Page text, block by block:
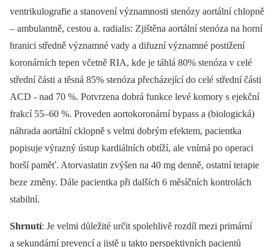
ventrikulografie a stanovení významnosti stenózy aortální chlopně
–⁠ ambulantně, cestou a. radialis: Zjištěna aortální stenóza na horní
hranici středně významné vady a difuzní významné postižení
koronárních tepen včetně RIA, kde je táhlá 80% stenóza v celé
střední části a těsná 85% stenóza přecházející do celé střední části
ACD -⁠ nad 70 %. Potvrzena dobrá funkce levé komory s ejekční
frakcí 55–60 %. Proveden aortokoronární bypass a (biologická)
náhrada aortální cklopně s velmi dobrým efektem, pacientka
popisuje výrazný ústup kardiálních obtíží, ale vnímá po operaci
horší paměť. Atorvastatin zvýšen na 40 mg denně, ostatní terapie
beze změny. Dále pacientka při dalších 6 měsíčních kontrolách
stabilní.
Shrnutí: Je velmi důležité určit spolehlivě rozdíl mezi primární
a sekundární prevencí a jistě u takto perspektivních pacientů